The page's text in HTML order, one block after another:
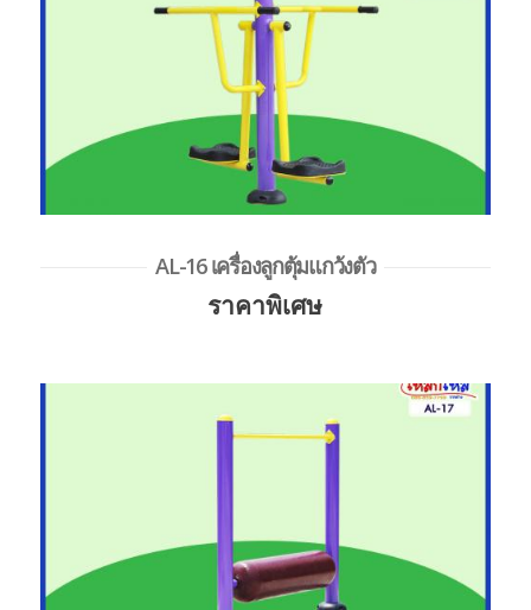
AL-16 เครื่องลูกตุ้มแกว้งตัว
ราคาพิเศษ